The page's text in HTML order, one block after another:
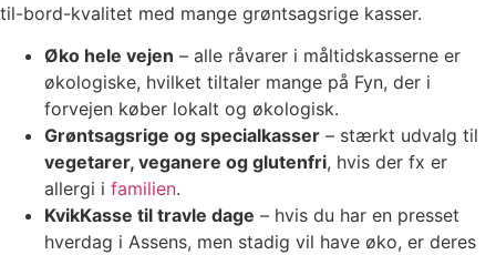
til-bord-kvalitet med mange grøntsagsrige kasser.
Øko hele vejen – alle råvarer i måltidskasserne er
økologiske, hvilket tiltaler mange på Fyn, der i
forvejen køber lokalt og økologisk.
Grøntsagsrige og specialkasser – stærkt udvalg til
vegetarer, veganere og glutenfri, hvis der fx er
allergi i familien.
KvikKasse til travle dage – hvis du har en presset
hverdag i Assens, men stadig vil have øko, er deres